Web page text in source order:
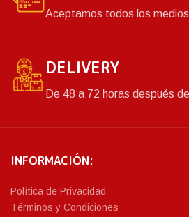
Aceptamos todos los
DELIVERY
De 48 a 72 horas después
INFORMACIÓN:
Política de Privacidad
Términos y Condiciones